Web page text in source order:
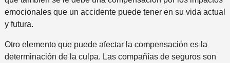
emocionales que un accidente puede tener en su vida actual
y futura.
Otro elemento que puede afectar la compensación es la
determinación de la culpa. Las compañías de seguros son